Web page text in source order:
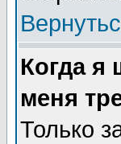
Когда я
меня
Только